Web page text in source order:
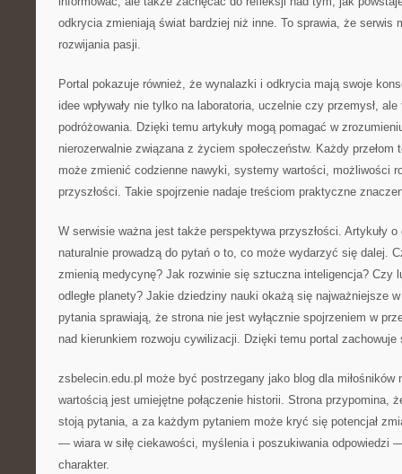
odkrycia zmieniają świat bardziej niż inne. To sprawia, że serwis
rozwijania pasji.
Portal pokazuje również, że wynalazki i odkrycia mają swoje
idee wpływały nie tylko na laboratoria, uczelnie czy przemysł,
podróżowania. Dzięki temu artykuły mogą pomagać w
nierozerwalnie związana z życiem społeczeństw. Każdy
może zmienić codzienne nawyki, systemy wartości, możliwości
przyszłości. Takie spojrzenie nadaje treściom praktyczne
W serwisie ważna jest także perspektywa przyszłości. Artykuły
naturalnie prowadzą do pytań o to, co może wydarzyć się dalej.
zmienią medycynę? Jak rozwinie się sztuczna inteligencja? Czy
odległe planety? Jakie dziedziny nauki okażą się najważniejsze
pytania sprawiają, że strona nie jest wyłącznie spojrzeniem w
nad kierunkiem rozwoju cywilizacji. Dzięki temu portal zachowuje
zsbelecin.edu.pl może być postrzegany jako blog dla miłośników
wartością jest umiejętne połączenie historii. Strona przypomina,
stoją pytania, a za każdym pytaniem może kryć się potencjał
— wiara w siłę ciekawości, myślenia i poszukiwania odpowiedzi
charakter.